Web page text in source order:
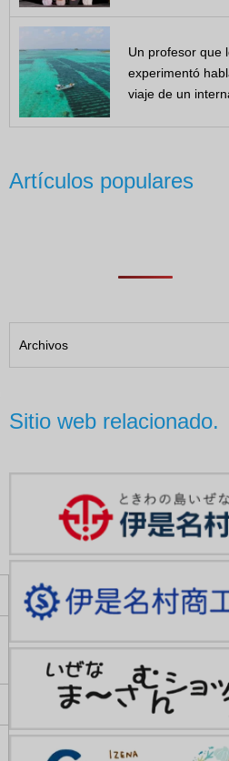
Un profesor que
experimentó
viaje de un
Artículos populares
Sitio web relacionado.